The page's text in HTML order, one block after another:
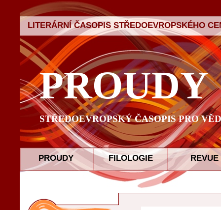
LITERÁRNÍ ČASOPIS STŘEDOEVROPSKÉHO
PROUDY
STŘEDOEVROPSKÝ ČASOPIS PRO
PROUDY FILOLOGIE REVUE